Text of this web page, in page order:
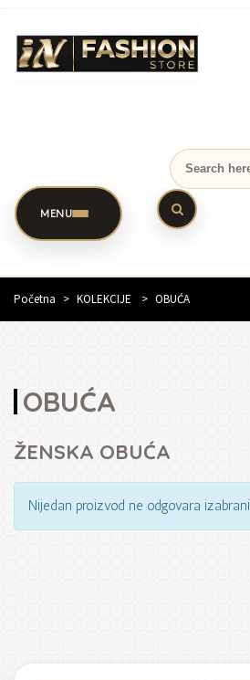
MENU
Početna > KOLEKCIJE > OBUĆA
OBUĆA
ŽENSKA OBUĆA
Nijedan proizvod ne odgovara